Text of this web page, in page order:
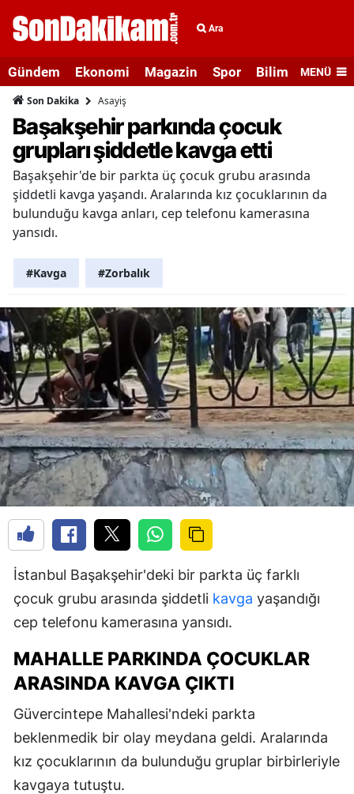
Ara
Gündem Ekonomi Magazin Spor Bilim veMENÜ
Son Dakika Asayiş
Başakşehir parkında çocuk
grupları şiddetle kavga etti
Başakşehir'de bir parkta üç çocuk grubu arasında
şiddetli kavga yaşandı. Aralarında kız çocuklarının da
bulunduğu kavga anları, cep telefonu kamerasına
yansıdı.
#Kavga #Zorbalık
İstanbul Başakşehir'deki bir parkta üç farklı
çocuk grubu arasında şiddetli kavga yaşandığı
cep telefonu kamerasına yansıdı.
MAHALLE PARKINDA ÇOCUKLAR
ARASINDA KAVGA ÇIKTI
Güvercintepe Mahallesi'ndeki parkta
beklenmedik bir olay meydana geldi. Aralarında
kız çocuklarının da bulunduğu gruplar birbirleriyle
kavgaya tutuştu.